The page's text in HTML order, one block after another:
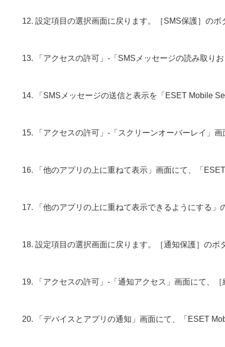
設定項目の選択画面に戻ります。［SMS保護］のボ
「アクセスの許可」-「SMSメッセージの読み取り
「SMSメッセージの送信と表示を「ESET Mobile
「アクセスの許可」-「スクリーンオーバーレイ」
「他のアプリの上に重ねて表示」画面にて、「
「他のアプリの上に重ねて表示できるようにする
設定項目の選択画面に戻ります。［通知保護］のボ
「アクセスの許可」-「通知アクセス」画面にて、
「デバイスとアプリの通知」画面にて、「ESET